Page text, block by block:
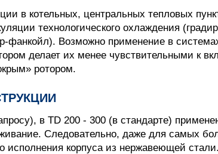
в котельных, центральных тепловых
технологического охлаждения
фанкойл). Возможно применение в
делает их менее чувствительными к
ротором.
в TD 200 - 300 (в стандарте)
Следовательно, даже для самых
исполнения корпуса из нержавеющей